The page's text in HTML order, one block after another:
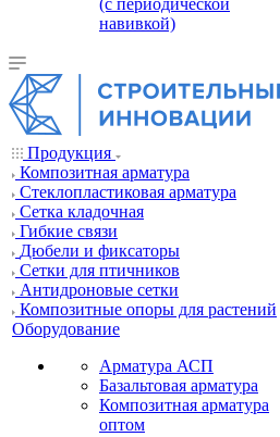
(с периодической
навивкой)
Продукция
Композитная арматура
Cтеклопластиковая арматура
Сетка кладочная
Гибкие связи
Дюбели и фиксаторы
Сетки для птичников
Антидроновые сетки
Композитные опоры для растений
Оборудование
Арматура АСП
Базальтовая арматура
Композитная арматура
оптом